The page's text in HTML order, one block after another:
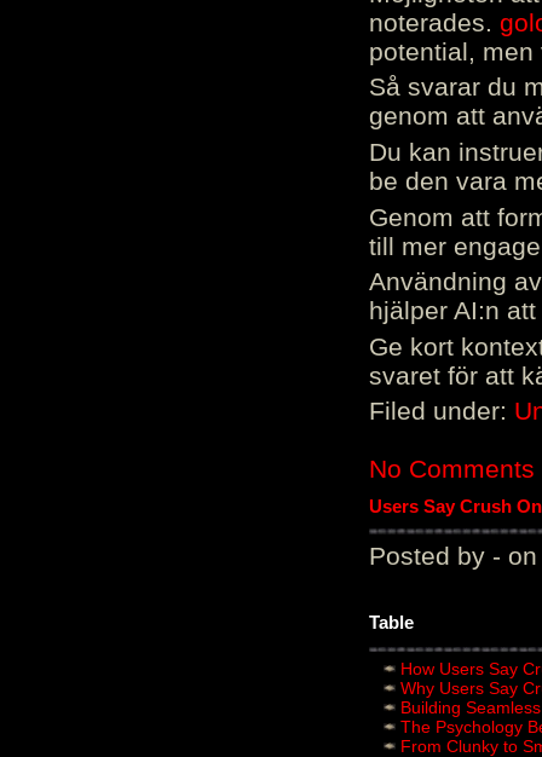
noterades.
potential, men
Så svarar du
genom att
Du kan
be den vara
Genom att
till mer
Användning
hjälper AI:n
Ge kort
svaret för att
Filed under:
No Comments
Users Say Crush
Posted by - on
Table
How Users Say
Why Users Say
Building
The Psychology
From Clunky to